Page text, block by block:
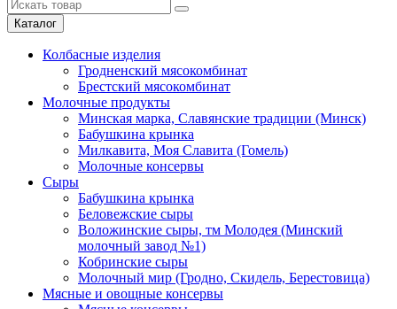
Каталог
Колбасные изделия
Гродненский мясокомбинат
Брестский мясокомбинат
Молочные продукты
Минская марка, Славянские традиции (Минск)
Бабушкина крынка
Милкавита, Моя Славита (Гомель)
Молочные консервы
Сыры
Бабушкина крынка
Беловежские сыры
Воложинские сыры, тм Молодея (Минский
молочный завод №1)
Кобринские сыры
Молочный мир (Гродно, Скидель, Берестовица)
Мясные и овощные консервы